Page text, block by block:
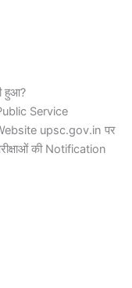
हुआ?
Service
upsc.gov.in पर
की Notification